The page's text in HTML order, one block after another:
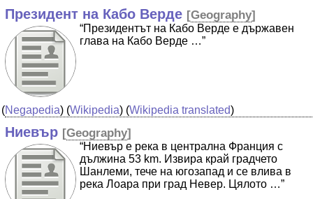
Президент на Кабо Верде [Geography]
“Президентът на Кабо Верде е държавен
глава на Кабо Верде …”
(Negapedia) (Wikipedia) (Wikipedia translated)
Ниевър [Geography]
“Ниевър е река в централна Франция с
дължина 53 km. Извира край градчето
Шанлеми, тече на югозапад и се влива в
река Лоара при град Невер. Цялото …”